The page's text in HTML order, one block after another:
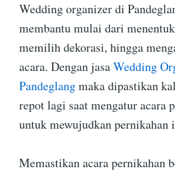
Wedding organizer di
membantu mulai dari
memilih dekorasi, hingga
acara. Dengan jasaWedding
Pandeglangmaka dipastikan
repot lagi saat mengatur acara
untuk mewujudkan pernikahan
Memastikan acara pernikahan